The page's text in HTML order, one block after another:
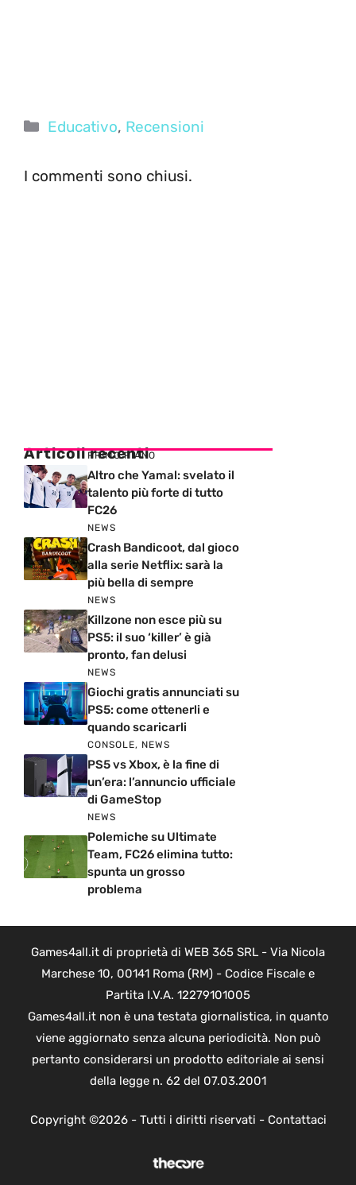
Categorie
Educativo, Recensioni
I commenti sono chiusi.
Articoli recenti
PRIMO PIANO
Altro che Yamal: svelato il
talento più forte di tutto
FC26
NEWS
Crash Bandicoot, dal gioco
alla serie Netflix: sarà la
più bella di sempre
NEWS
Killzone non esce più su
PS5: il suo ‘killer’ è già
pronto, fan delusi
NEWS
Giochi gratis annunciati su
PS5: come ottenerli e
quando scaricarli
CONSOLE, NEWS
PS5 vs Xbox, è la fine di
un’era: l’annuncio ufficiale
di GameStop
NEWS
Polemiche su Ultimate
Team, FC26 elimina tutto:
spunta un grosso
problema
Games4all.it di proprietà di WEB 365 SRL - Via Nicola
Marchese 10, 00141 Roma (RM) - Codice Fiscale e
Partita I.V.A. 12279101005
Games4all.it non è una testata giornalistica, in quanto
viene aggiornato senza alcuna periodicità. Non può
pertanto considerarsi un prodotto editoriale ai sensi
della legge n. 62 del 07.03.2001
Copyright ©2026 - Tutti i diritti riservati - Contattaci